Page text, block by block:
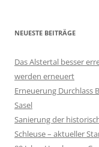
NEUESTE BEITRÄGE
Das Alstertal besser
werden erneuert
Erneuerung Durchlass
Sasel
Sanierung der
Schleuse – aktueller